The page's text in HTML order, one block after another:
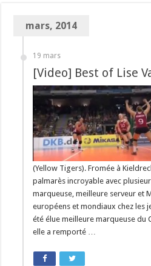
mars, 2014
19 mars
[Video] Best of Lise
(Yellow Tigers). Fromée à
palmarès incroyable avec
marqueuse, meilleure serveur et
européens et mondiaux chez les
été élue meilleure marqueuse du
elle a remporté …